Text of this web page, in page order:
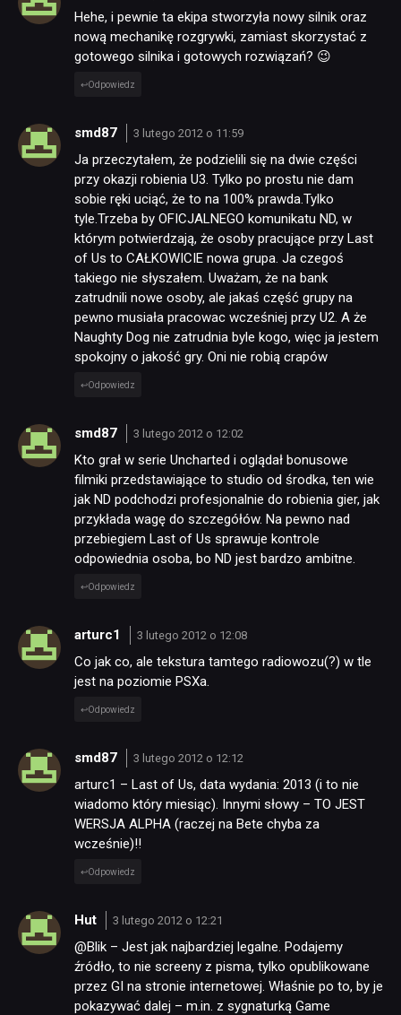
Hehe, i pewnie ta ekipa stworzyła nowy silnik oraz
nową mechanikę rozgrywki, zamiast skorzystać z
gotowego silnika i gotowych rozwiązań? 😉
Odpowiedz
smd87 3 lutego 2012 o 11:59
Ja przeczytałem, że podzielili się na dwie części
przy okazji robienia U3. Tylko po prostu nie dam
sobie ręki uciąć, że to na 100% prawda.Tylko
tyle.Trzeba by OFICJALNEGO komunikatu ND, w
którym potwierdzają, że osoby pracujące przy Last
of Us to CAŁKOWICIE nowa grupa. Ja czegoś
takiego nie słyszałem. Uważam, że na bank
zatrudnili nowe osoby, ale jakaś część grupy na
pewno musiała pracowac wcześniej przy U2. A że
Naughty Dog nie zatrudnia byle kogo, więc ja jestem
spokojny o jakość gry. Oni nie robią crapów
Odpowiedz
smd87 3 lutego 2012 o 12:02
Kto grał w serie Uncharted i oglądał bonusowe
filmiki przedstawiające to studio od środka, ten wie
jak ND podchodzi profesjonalnie do robienia gier, jak
przykłada wagę do szczegółów. Na pewno nad
przebiegiem Last of Us sprawuje kontrole
odpowiednia osoba, bo ND jest bardzo ambitne.
Odpowiedz
arturc1 3 lutego 2012 o 12:08
Co jak co, ale tekstura tamtego radiowozu(?) w tle
jest na poziomie PSXa.
Odpowiedz
smd87 3 lutego 2012 o 12:12
arturc1 – Last of Us, data wydania: 2013 (i to nie
wiadomo który miesiąc). Innymi słowy – TO JEST
WERSJA ALPHA (raczej na Bete chyba za
wcześnie)!!
Odpowiedz
Hut 3 lutego 2012 o 12:21
@Blik – Jest jak najbardziej legalne. Podajemy
źródło, to nie screeny z pisma, tylko opublikowane
przez GI na stronie internetowej. Właśnie po to, by je
pokazywać dalej – m.in. z sygnaturką Game